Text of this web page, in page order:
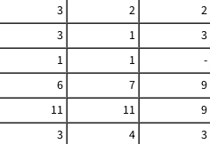
3 2 2
3 1 3
1 1 -
6 7 9
11 11 9
3 4 3